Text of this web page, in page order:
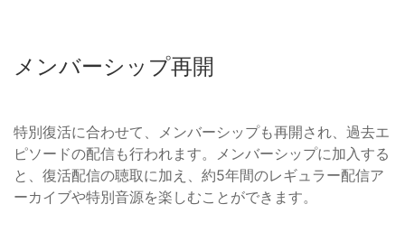
メンバーシップ再開
特別復活に合わせて、メンバーシップも再開され、過去エ
ピソードの配信も行われます。メンバーシップに加入する
と、復活配信の聴取に加え、約5年間のレギュラー配信ア
ーカイブや特別音源を楽しむことができます。